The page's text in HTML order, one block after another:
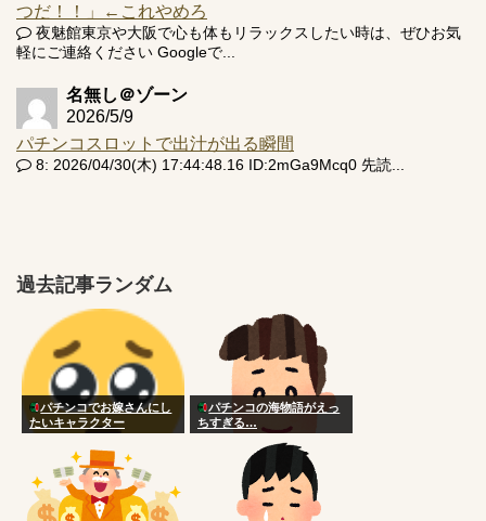
つだ！！」←これやめろ
夜魅館東京や大阪で心も体もリラックスしたい時は、ぜひお気
軽にご連絡ください Googleで...
名無し＠ゾーン
2026/5/9
パチンコスロットで出汁が出る瞬間
8: 2026/04/30(木) 17:44:48.16 ID:2mGa9Mcq0 先読...
過去記事ランダム
パチンコでお嫁さんにし
たいキャラクター
パチンコの海物語がえっ
ちすぎる…